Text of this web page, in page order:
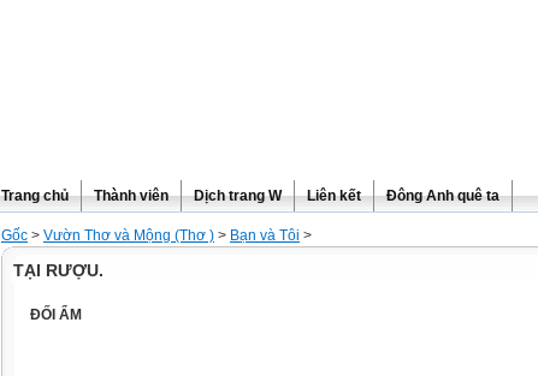
Trang chủ Thành viên Dịch trang W Liên kết Đông Anh quê ta
Gốc > Vườn Thơ và Mộng (Thơ ) > Bạn và Tôi >
TẠI RƯỢU.
ĐỐI ẨM